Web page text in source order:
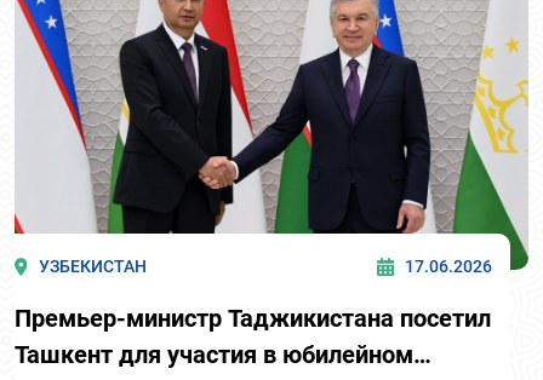
УЗБЕКИСТАН 17.06.2026
Премьер-министр Таджикистана посетил
Ташкент для участия в юбилейном